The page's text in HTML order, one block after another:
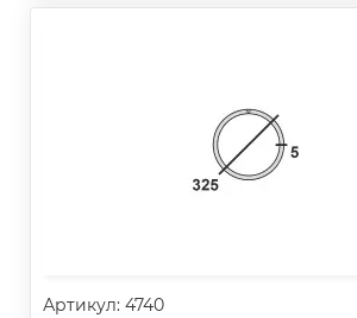
Артикул: 4740